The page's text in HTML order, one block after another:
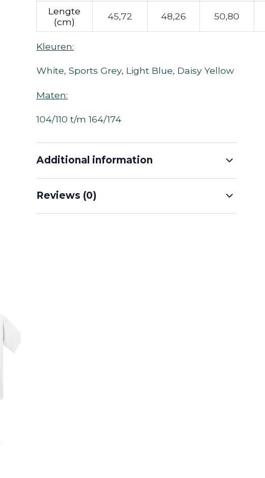
Lengte
(cm)
45,72 48,26 50,80
Kleuren:
White, Sports Grey, Light Blue, Daisy Yellow
Maten:
104/110 t/m 164/174
Additional information
Reviews (0)